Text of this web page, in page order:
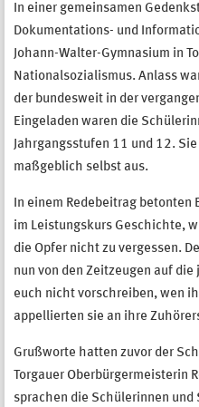
In einer gemeinsamen
Dokumentations- und
Johann-Walter-Gymnasium in
Nationalsozialismus. Anlass
der bundesweit in der
Eingeladen waren die
Jahrgangsstufen 11 und 12.
maßgeblich selbst aus.
In einem Redebeitrag betonten
im Leistungskurs Geschichte,
die Opfer nicht zu vergessen.
nun von den Zeitzeugen auf
euch nicht vorschreiben, wen
appellierten sie an ihre
Grußworte hatten zuvor der
Torgauer Oberbürgermeisterin
sprachen die Schülerinnen